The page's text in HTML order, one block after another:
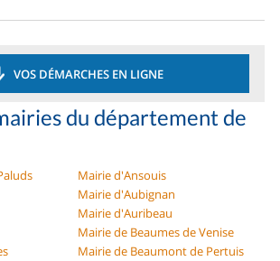
VOS DÉMARCHES EN LIGNE
du département de
Mairie d'Ansouis
Mairie d'Aubignan
Mairie d'Auribeau
Mairie de Beaumes de Venise
Mairie de Beaumont de Pertuis